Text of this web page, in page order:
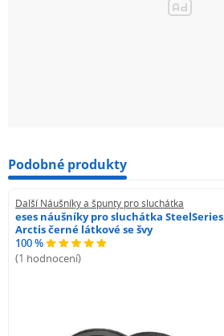
Podobné produkty
Další Náušníky a špunty pro sluchátka
eses náušníky pro sluchátka SteelSeries
Arctis černé látkové se švy
100 %
(1 hodnocení)